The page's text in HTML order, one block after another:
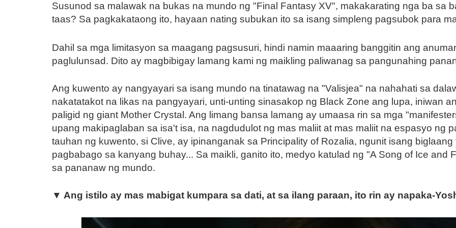
Susunod sa malawak na bukas na mundo ng "Final Fantasy XV", makakarating nga ba sa
taas? Sa pagkakataong ito, hayaan nating subukan ito sa isang simpleng pagsubok para
Dahil sa mga limitasyon sa maagang pagsusuri, hindi namin maaaring banggitin ang
paglulunsad. Dito ay magbibigay lamang kami ng maikling paliwanag sa pangunahing
Ang kuwento ay nangyayari sa isang mundo na tinatawag na "Valisjea" na nahahati sa
nakatatakot na likas na pangyayari, unti-unting sinasakop ng Black Zone ang lupa, iniwan
paligid ng giant Mother Crystal. Ang limang bansa lamang ay umaasa rin sa mga
upang makipaglaban sa isa't isa, na nagdudulot ng mas maliit at mas maliit na espasyo ng
tauhan ng kuwento, si Clive, ay ipinanganak sa Principality of Rozalia, ngunit isang
pagbabago sa kanyang buhay... Sa maikli, ganito ito, medyo katulad ng "A Song of Ice and
sa pananaw ng mundo.
▼ Ang istilo ay mas mabigat kumpara sa dati, at sa ilang paraan, ito rin ay napaka-